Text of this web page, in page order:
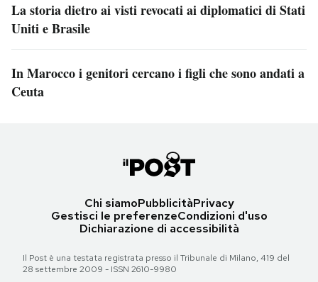
La storia dietro ai visti revocati ai diplomatici di Stati
Uniti e Brasile
In Marocco i genitori cercano i figli che sono andati a
Ceuta
Chi siamoPubblicitàPrivacy
Gestisci le preferenzeCondizioni d'uso
Dichiarazione di accessibilità
Il Post è una testata registrata presso il Tribunale di Milano, 419 del
28 settembre 2009 - ISSN 2610-9980